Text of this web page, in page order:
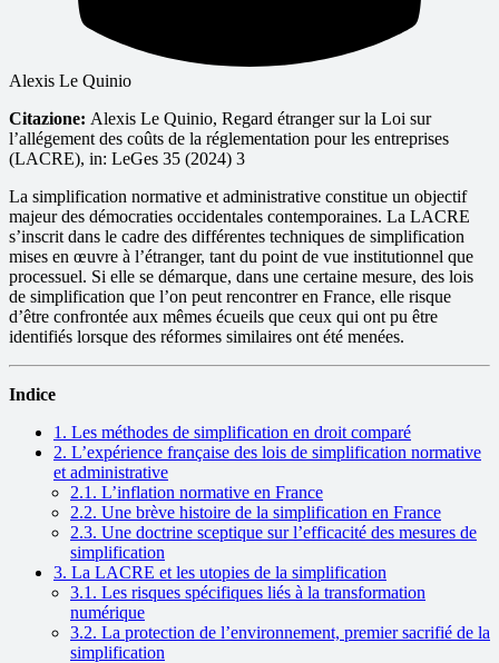
Alexis Le Quinio
Citazione: Alexis Le Quinio, Regard étranger sur la Loi sur
l’allégement des coûts de la réglementation pour les entreprises
(LACRE), in: LeGes 35 (2024) 3
La simplification normative et administrative constitue un objectif
majeur des démocraties occidentales contemporaines. La LACRE
s’inscrit dans le cadre des différentes techniques de simplification
mises en œuvre à l’étranger, tant du point de vue institutionnel que
processuel. Si elle se démarque, dans une certaine mesure, des lois
de simplification que l’on peut rencontrer en France, elle risque
d’être confrontée aux mêmes écueils que ceux qui ont pu être
identifiés lorsque des réformes similaires ont été menées.
Indice
1. Les méthodes de simplification en droit comparé
2. L’expérience française des lois de simplification normative
et administrative
2.1. L’inflation normative en France
2.2. Une brève histoire de la simplification en France
2.3. Une doctrine sceptique sur l’efficacité des mesures de
simplification
3. La LACRE et les utopies de la simplification
3.1. Les risques spécifiques liés à la transformation
numérique
3.2. La protection de l’environnement, premier sacrifié de la
simplification